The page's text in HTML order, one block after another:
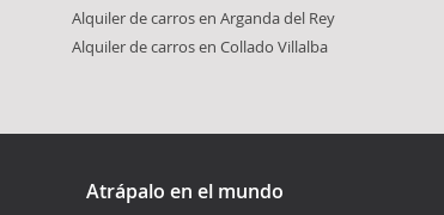
Alquiler de carros en Arganda del Rey
Alquiler de carros en Collado Villalba
Atrápalo en el mundo